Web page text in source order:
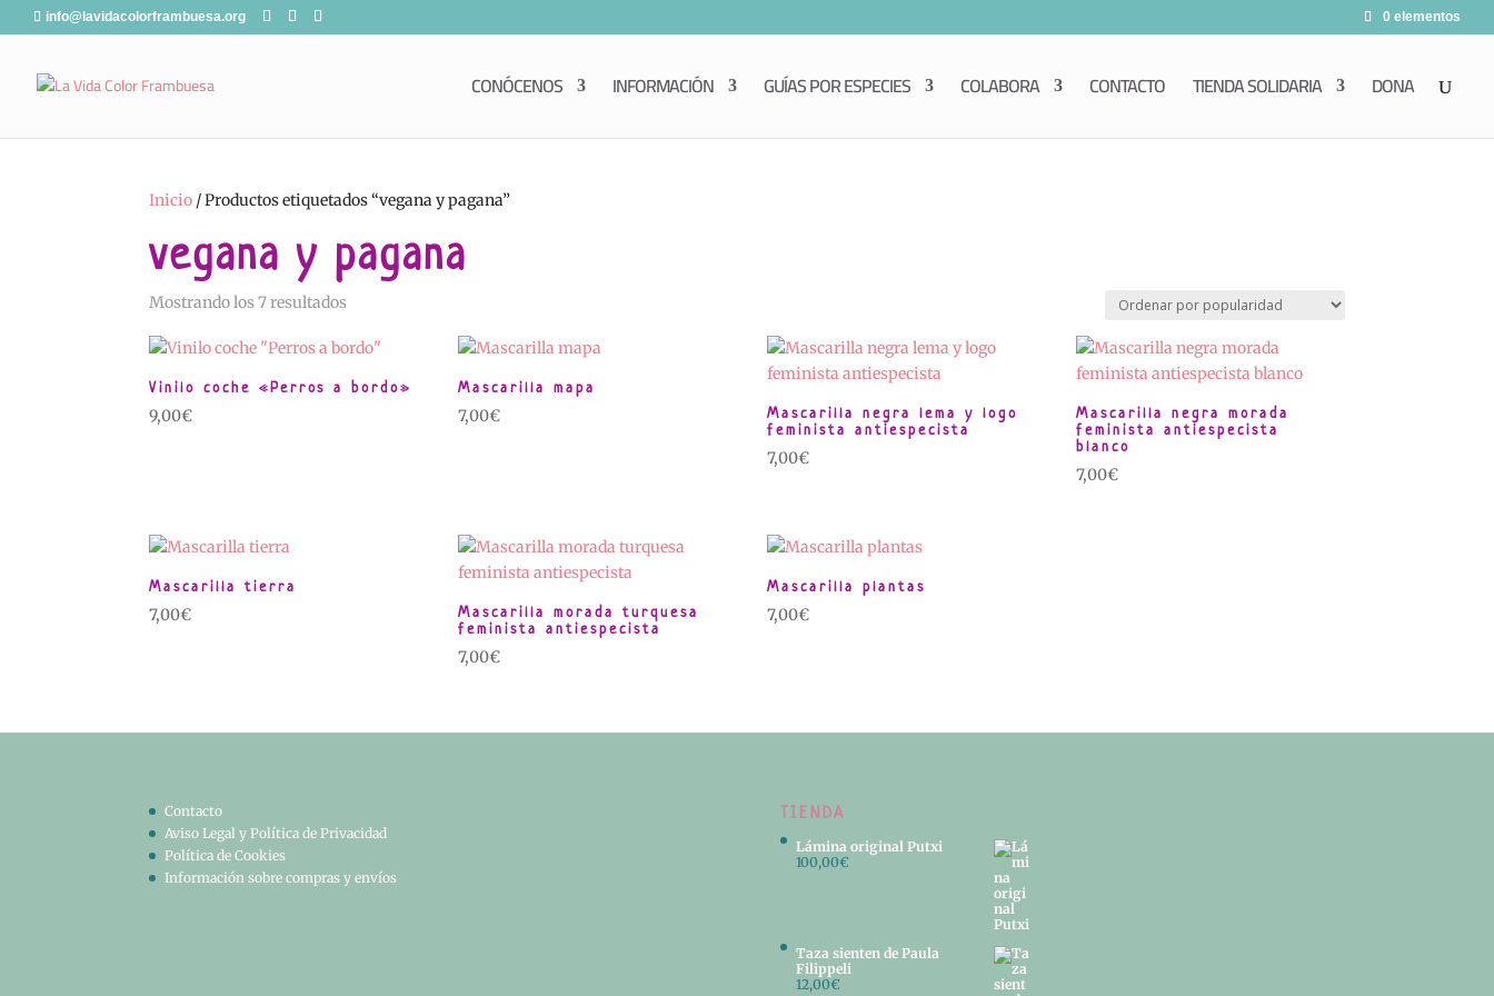
info@lavidacolorframbuesa.org 0 elementos
CONÓCENOS INFORMACIÓN GUÍAS POR ESPECIES COLABORA CONTACTO TIENDA SOLIDARIA DONA
Inicio / Productos etiquetados “vegana y pagana”
vegana y pagana
Mostrando los 7 resultados
popularidad
Vinilo coche «Perros a bordo»
9,00€
Mascarilla mapa
7,00€
Mascarilla negra lema y logo
feminista antiespecista
7,00€
Mascarilla negra morada
feminista antiespecista
blanco
7,00€
Mascarilla tierra
7,00€
Mascarilla morada turquesa
feminista antiespecista
7,00€
Mascarilla plantas
7,00€
Contacto
Aviso Legal y Política de Privacidad
Política de Cookies
Información sobre compras y envíos
TIENDA
Lámina original Putxi
100,00€
Taza sienten de Paula
Filippeli
12,00€